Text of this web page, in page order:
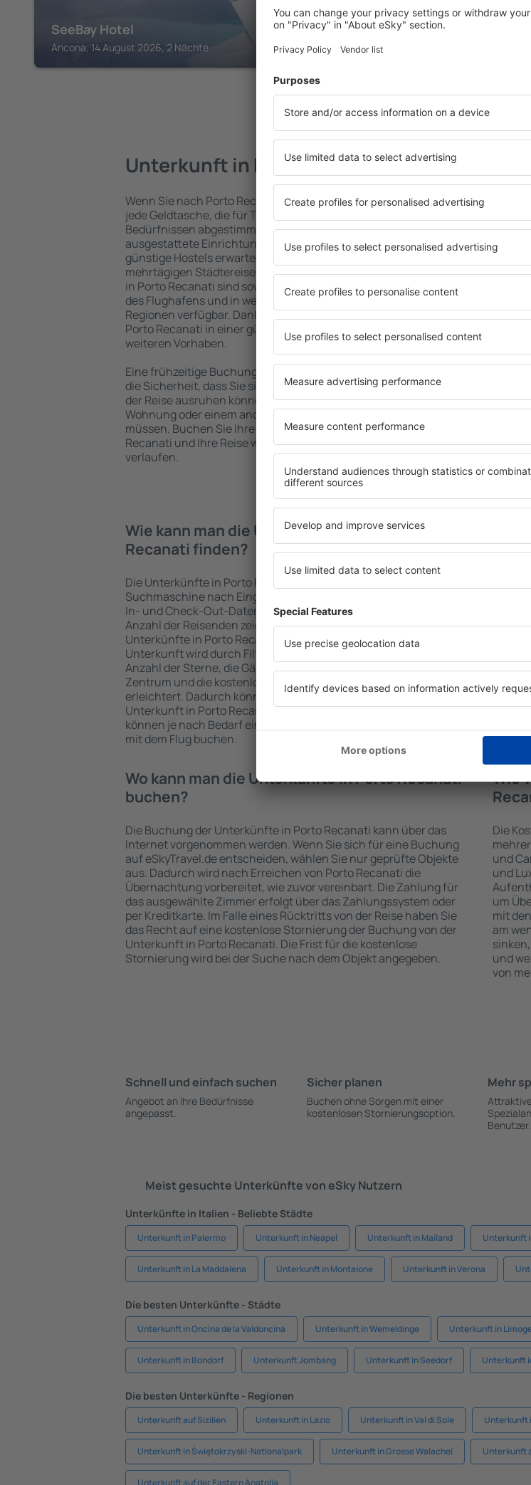
SeeBay Hotel
Ancona, 14 August 2026, 2 Nächte
Hotel Concorde
Camerano, 14 August 2026, 2 Nächte
Mehr Angebote prüfen in
Unterkunft in Porto Recanati
Wenn Sie nach Porto Recanati reisen, finden Sie Unterkünfte für
jede Geldtasche, die für Touristen mit unterschiedlichen
Bedürfnissen abgestimmt sind. Geräumige und komfortabel
ausgestattete Einrichtungen mit vielen Annehmlichkeiten und
günstige Hostels erwarten die Besucher, wo sie während einer
mehrtägigen Städtereise übernachten können. Die Unterkünfte
in Porto Recanati sind sowohl im Zentrum als auch in der Nähe
des Flughafens und in weniger beliebten Stadtteilen oder
Regionen verfügbar. Dank dessen wählen Sie eine Unterkunft in
Porto Recanati in einer günstigen Lage, abhängig von Ihren
weiteren Vorhaben.
Eine frühzeitige Buchung der Unterkunft in Porto Recanati gibt
die Sicherheit, dass Sie sich nach dem Erreichen des Ziels nach
der Reise ausruhen können, ohne nach einem Hotel, einer
Wohnung oder einem anderen Objekt für Reisende suchen zu
müssen. Buchen Sie Ihre Unterkunft vor dem Besuch von Porto
Recanati und Ihre Reise wird in einer angenehmeren Atmosphäre
verlaufen.
Die
Hotels
bieten
sind
finden
Wie kann man die Unterkünfte in Porto
Recanati finden?
Die Unterkünfte in Porto Recanati werden von der
Suchmaschine nach Eingabe der Fahrtrichtung und der Check-
In- und Check-Out-Daten schnell gefunden. Nach Auswahl der
Anzahl der Reisenden zeigt die Suchmaschine an, welche
Unterkünfte in Porto Recanati verfügbar sind. Die Auswahl der
Unterkunft wird durch Filter für die Art der Einrichtung und die
Anzahl der Sterne, die Gästebewertungen, die Entfernung zum
Zentrum und die kostenlose Stornierung der Buchung
erleichtert. Dadurch können Sie problemlos ganz einfach eine
Unterkunft in Porto Recanati in wenigen Minuten auswählen. Sie
können je nach Bedarf eine Unterkunft alleine oder zusammen
mit dem Flug buchen.
Die
und
Wo kann man die Unterkünfte in Porto Recanati
buchen?
Die Buchung der Unterkünfte in Porto Recanati kann über das
Internet vorgenommen werden. Wenn Sie sich für eine Buchung
auf eSkyTravel.de entscheiden, wählen Sie nur geprüfte Objekte
aus. Dadurch wird nach Erreichen von Porto Recanati die
Übernachtung vorbereitet, wie zuvor vereinbart. Die Zahlung für
das ausgewählte Zimmer erfolgt über das Zahlungssystem oder
per Kreditkarte. Im Falle eines Rücktritts von der Reise haben Sie
das Recht auf eine kostenlose Stornierung der Buchung von der
Unterkunft in Porto Recanati. Die Frist für die kostenlose
Stornierung wird bei der Suche nach dem Objekt angegeben.
Wie
Die
und
und
um
mit
am
und
von
Schnell und einfach suchen
Angebot an Ihre Bedürfnisse
angepasst.
Sicher planen
Buchen ohne Sorgen mit einer
kostenlosen Stornierungsoption.
Mehr
Benutzer.
Meist gesuchte Unterkünfte von eSky Nutzern
Unterkünfte in Italien - Beliebte Städte
Unterkunft in Palermo Unterkunft in Neapel Unterkunft in Mailand Unterkunft
Unterkunft in La Maddalena Unterkunft in Montaione Unterkunft in Verona
Die besten Unterkünfte - Städte
Unterkunft in Oncina de la Valdoncina Unterkunft in Wemeldinge Unterkunft in
Unterkunft in Bondorf Unterkunft Jombang Unterkunft in Seedorf Unterkunft
Die besten Unterkünfte - Regionen
Unterkunft auf Sizilien Unterkunft in Lazio Unterkunft in Val di Sole Unterkunft
Unterkunft in Świętokrzyski-Nationalpark Unterkunft in Grosse Walachei Unterkunft
Unterkunft auf der Eastern Anatolia